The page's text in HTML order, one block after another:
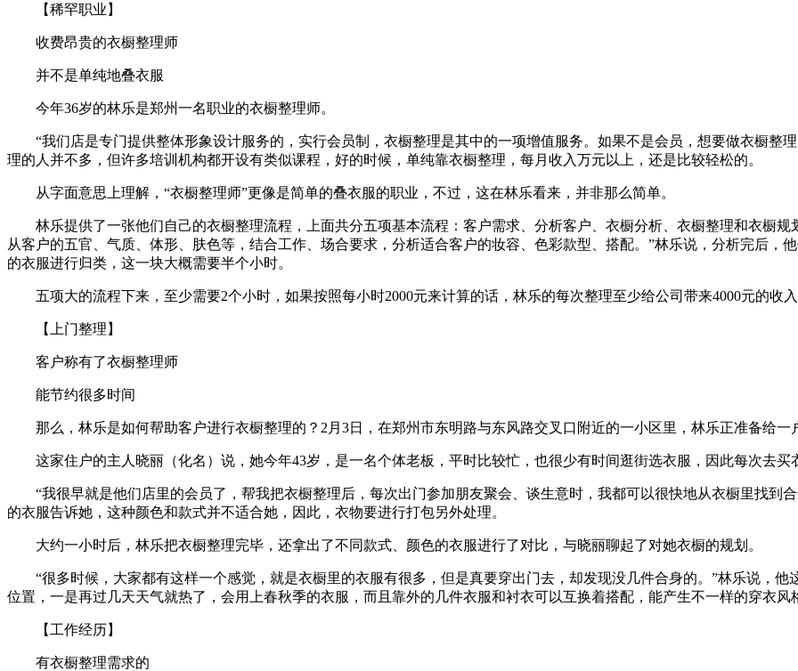
【稀罕职业】
收费昂贵的衣橱整理师
并不是单纯地叠衣服
今年36岁的林乐是郑州一名职业的衣橱整理师。
“我们店是专门提供整体形象设计服务的，实行会员制，衣橱整理是其中的一项增值服务。如果不是会员，想要做衣橱整
理的人并不多，但许多培训机构都开设有类似课程，好的时候，单纯靠衣橱整理，每月收入万元以上，还是比较轻松的。
从字面意思上理解，“衣橱整理师”更像是简单的叠衣服的职业，不过，这在林乐看来，并非那么简单。
林乐提供了一张他们自己的衣橱整理流程，上面共分五项基本流程：客户需求、分析客户、衣橱分析、衣橱整理和衣橱规
从客户的五官、气质、体形、肤色等，结合工作、场合要求，分析适合客户的妆容、色彩款型、搭配。”林乐说，分析完后，
的衣服进行归类，这一块大概需要半个小时。
五项大的流程下来，至少需要2个小时，如果按照每小时2000元来计算的话，林乐的每次整理至少给公司带来4000元的收
【上门整理】
客户称有了衣橱整理师
能节约很多时间
那么，林乐是如何帮助客户进行衣橱整理的？2月3日，在郑州市东明路与东风路交叉口附近的一小区里，林乐正准备给一
这家住户的主人晓丽（化名）说，她今年43岁，是一名个体老板，平时比较忙，也很少有时间逛街选衣服，因此每次去买
“我很早就是他们店里的会员了，帮我把衣橱整理后，每次出门参加朋友聚会、谈生意时，我都可以很快地从衣橱里找到
的衣服告诉她，这种颜色和款式并不适合她，因此，衣物要进行打包另外处理。
大约一小时后，林乐把衣橱整理完毕，还拿出了不同款式、颜色的衣服进行了对比，与晓丽聊起了对她衣橱的规划。
“很多时候，大家都有这样一个感觉，就是衣橱里的衣服有很多，但是真要穿出门去，却发现没几件合身的。”林乐说，他
位置，一是再过几天天气就热了，会用上春秋季的衣服，而且靠外的几件衣服和衬衣可以互换着搭配，能产生不一样的穿衣风
【工作经历】
有衣橱整理需求的